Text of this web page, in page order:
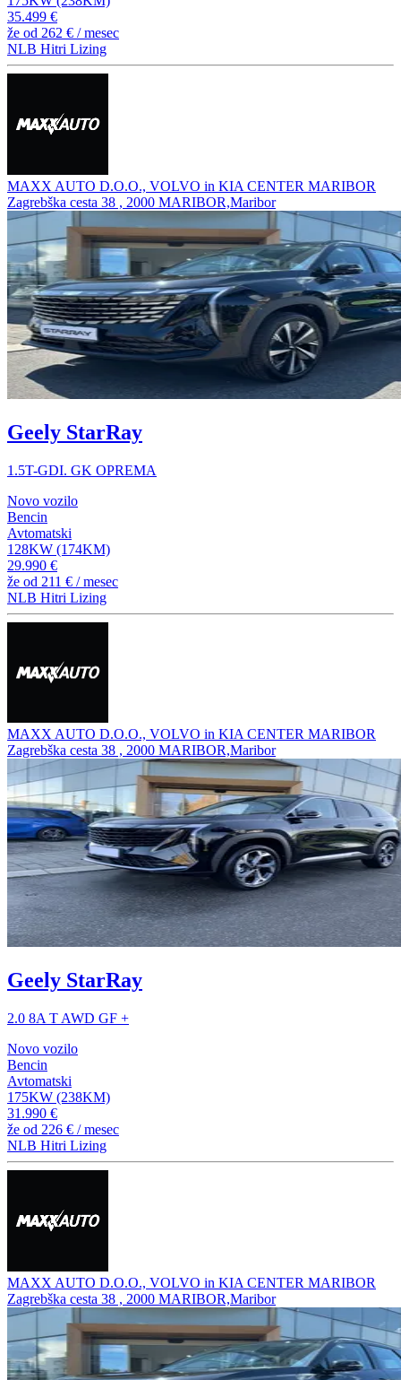
35.499 €
že od 262 € / mesec
NLB Hitri Lizing
MAXX AUTO D.O.O., VOLVO in KIA CENTER MARIBOR
Zagrebška cesta 38 , 2000 MARIBOR,Maribor
Geely StarRay
1.5T-GDI. GK OPREMA
Novo vozilo
Bencin
Avtomatski
128KW (174KM)
29.990 €
že od 211 € / mesec
NLB Hitri Lizing
MAXX AUTO D.O.O., VOLVO in KIA CENTER MARIBOR
Zagrebška cesta 38 , 2000 MARIBOR,Maribor
Geely StarRay
2.0 8A T AWD GF +
Novo vozilo
Bencin
Avtomatski
175KW (238KM)
31.990 €
že od 226 € / mesec
NLB Hitri Lizing
MAXX AUTO D.O.O., VOLVO in KIA CENTER MARIBOR
Zagrebška cesta 38 , 2000 MARIBOR,Maribor